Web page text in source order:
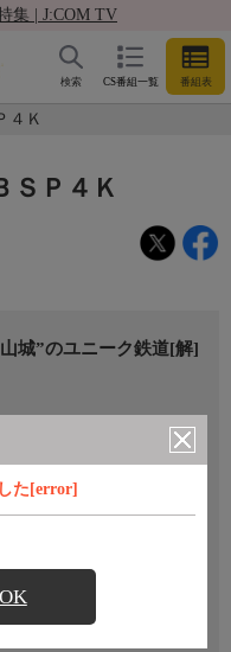
集 | J:COM TV
CS番組一覧 番組表
検索
４Ｋ
た[error]
OK
Ｐ４Ｋ
”のユニーク鉄道[解]
アプリ視聴